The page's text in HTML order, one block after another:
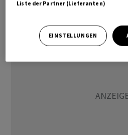
Liste der Partner (Lieferanten)
EINSTELLUNGEN